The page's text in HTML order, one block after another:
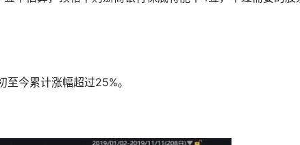
今累计涨幅超过25%。